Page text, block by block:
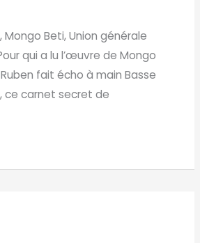
Mongo Beti, Union générale
qui a lu l’œuvre de Mongo
fait écho à main Basse
ce carnet secret de